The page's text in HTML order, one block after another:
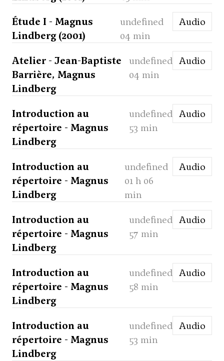
Étude I - Magnus
Lindberg (2001)
undefined
04 min
Audio
Atelier - Jean-Baptiste
Barrière, Magnus
Lindberg
undefined
04 min
Audio
Introduction au
répertoire - Magnus
Lindberg
undefined
53 min
Audio
Introduction au
répertoire - Magnus
Lindberg
undefined
01 h 06
min
Audio
Introduction au
répertoire - Magnus
Lindberg
undefined
57 min
Audio
Introduction au
répertoire - Magnus
Lindberg
undefined
58 min
Audio
Introduction au
répertoire - Magnus
Lindberg
undefined
53 min
Audio